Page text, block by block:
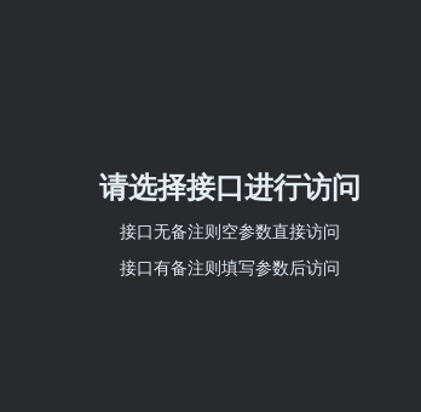
请选择接口进行访问
接口无备注则空参数直接访问
接口有备注则填写参数后访问